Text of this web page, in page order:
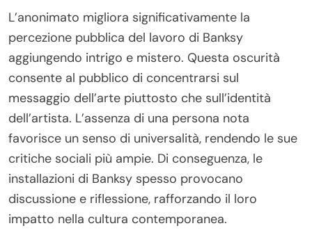
L’anonimato migliora significativamente la
percezione pubblica del lavoro di Banksy
aggiungendo intrigo e mistero. Questa oscurità
consente al pubblico di concentrarsi sul
messaggio dell’arte piuttosto che sull’identità
dell’artista. L’assenza di una persona nota
favorisce un senso di universalità, rendendo le sue
critiche sociali più ampie. Di conseguenza, le
installazioni di Banksy spesso provocano
discussione e riflessione, rafforzando il loro
impatto nella cultura contemporanea.